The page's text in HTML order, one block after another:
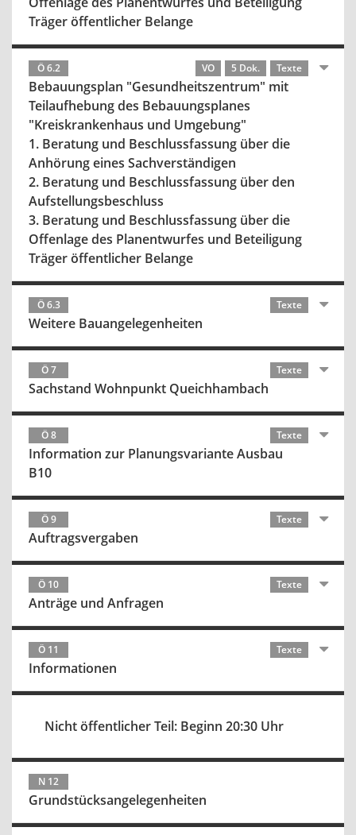
Träger öffentlicher Belange
Ö 6.2 VO 5 Dok. Texte
Bebauungsplan "Gesundheitszentrum" mit
Teilaufhebung des Bebauungsplanes
"Kreiskrankenhaus und Umgebung"
1. Beratung und Beschlussfassung über die
Anhörung eines Sachverständigen
2. Beratung und Beschlussfassung über den
Aufstellungsbeschluss
3. Beratung und Beschlussfassung über die
Offenlage des Planentwurfes und Beteiligung
Träger öffentlicher Belange
Ö 6.3 Texte
Weitere Bauangelegenheiten
Ö 7 Texte
Sachstand Wohnpunkt Queichhambach
Ö 8 Texte
Information zur Planungsvariante Ausbau
B10
Ö 9 Texte
Auftragsvergaben
Ö 10 Texte
Anträge und Anfragen
Ö 11 Texte
Informationen
Nicht öffentlicher Teil: Beginn 20:30 Uhr
N 12
Grundstücksangelegenheiten